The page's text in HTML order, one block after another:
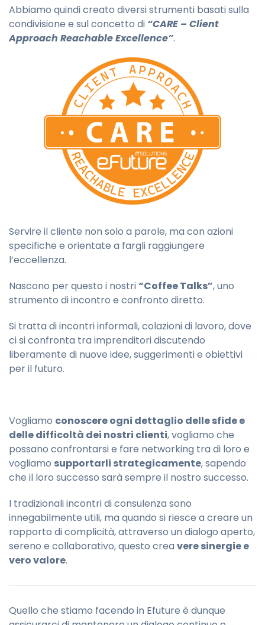
Abbiamo quindi creato diversi strumenti basati sulla
condivisione e sul concetto di “CARE – Client
Approach Reachable Excellence”.
Servire il cliente non solo a parole, ma con azioni
specifiche e orientate a fargli raggiungere
l’eccellenza.
Nascono per questo i nostri“Coffee Talks”, uno
strumento di incontro e confronto diretto.
Si tratta di incontri informali, colazioni di lavoro, dove
ci si confronta tra imprenditori discutendo
liberamente di nuove idee, suggerimenti e obiettivi
per il futuro.
Vogliamo conoscere ogni dettaglio delle sfide e
delle difficoltà dei nostri clienti, vogliamo che
possano confrontarsi e fare networking tra di loro e
vogliamo supportarli strategicamente, sapendo
che il loro successo sarà sempre il nostro successo.
I tradizionali incontri di consulenza sono
innegabilmente utili, ma quando si riesce a creare un
rapporto di complicità, attraverso un dialogo aperto,
sereno e collaborativo, questo crea vere sinergie e
vero valore.
Quello che stiamo facendo in Efuture è dunque